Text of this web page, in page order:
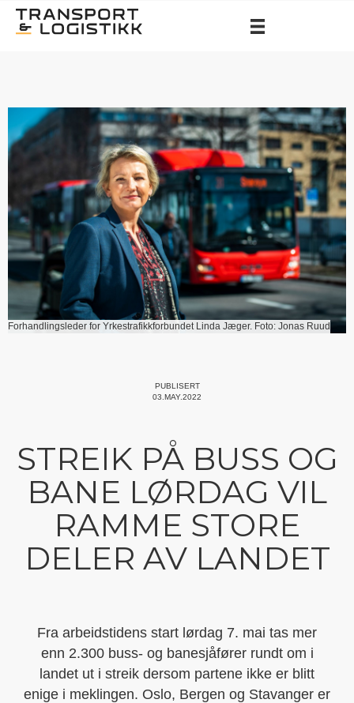
Forhandlingsleder for Yrkestrafikkforbundet Linda Jæger. Foto: Jonas Ruud
PUBLISERT
03.MAY.2022
STREIK PÅ BUSS OG
BANE LØRDAG VIL
RAMME STORE
DELER AV LANDET
Fra arbeidstidens start lørdag 7. mai tas mer
enn 2.300 buss- og banesjåfører rundt om i
landet ut i streik dersom partene ikke er blitt
enige i meklingen. Oslo, Bergen og Stavanger er